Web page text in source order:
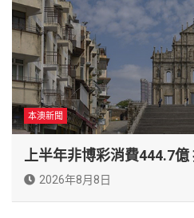
本澳新聞
上半年非博彩消費444.7
2026年8月8日